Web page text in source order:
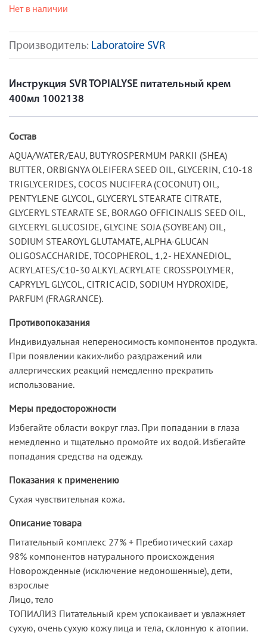
Производитель: Laboratoire SVR
Нет в наличии
Инструкция SVR TOPIALYSE питательный крем
400мл 1002138
Состав
AQUA/WATER/EAU, BUTYROSPERMUM PARKII (SHEA)
BUTTER, ORBIGNYA OLEIFERA SEED OIL, GLYCERIN, C10-18
TRIGLYCERIDES, COCOS NUCIFERA (COCONUT) OIL,
PENTYLENE GLYCOL, GLYCERYL STEARATE CITRATE,
GLYCERYL STEARATE SE, BORAGO OFFICINALIS SEED OIL,
GLYCERYL GLUCOSIDE, GLYCINE SOJA (SOYBEAN) OIL,
SODIUM STEAROYL GLUTAMATE, ALPHA-GLUCAN
OLIGOSACCHARIDE, TOCOPHEROL, 1,2- HEXANEDIOL,
ACRYLATES/C10-30 ALKYL ACRYLATE CROSSPOLYMER,
CAPRYLYL GLYCOL, CITRIC ACID, SODIUM HYDROXIDE,
PARFUM (FRAGRANCE).
Противопоказания
Индивидуальная непереносимость компонентов продукта.
При появлении каких-либо раздражений или
аллергических реакций немедленно прекратить
использование.
Меры предосторожности
Избегайте области вокруг глаз. При попадании в глаза
немедленно и тщательно промойте их водой. Избегайте
попадания средства на одежду.
Показания к применению
Сухая чувствительная кожа.
Описание товара
Питательный комплекс 27% + Пребиотический сахар
98% компонентов натурального происхождения
Новорожденные (исключение недоношенные), дети,
взрослые
Лицо, тело
ТОПИАЛИЗ Питательный крем успокаивает и увлажняет
сухую, очень сухую кожу лица и тела, склонную к атопии.